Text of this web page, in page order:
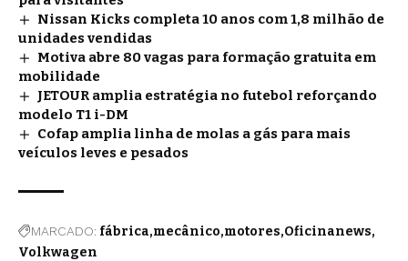
Nissan Kicks completa 10 anos com 1,8 milhão de
unidades vendidas
Motiva abre 80 vagas para formação gratuita em
mobilidade
JETOUR amplia estratégia no futebol reforçando
modelo T1 i-DM
Cofap amplia linha de molas a gás para mais
veículos leves e pesados
MARCADO: fábrica mecânico motores Oficinanews
Volkwagen